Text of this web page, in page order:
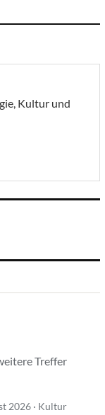
Kultur und
Treffer
2026 · Kultur